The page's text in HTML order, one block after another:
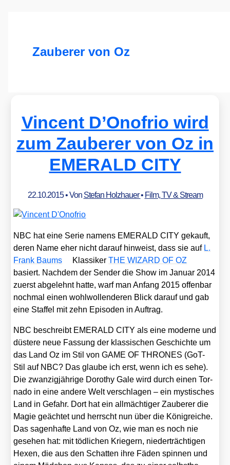
Zauberer von Oz
Vincent D’Onofrio wird
zum Zauberer von Oz in
EMERALD CITY
22.10.2015• Von Stefan Holzhauer• Film, TV & Stream
NBC hat eine Serie namens EMERALD CITY gekauft,
deren Name eher nicht dar­auf hin­weist, dass sie auf L.
Frank Baums
Klas­si­kerTHE WIZARD OF OZ
basiert. Nach­dem der Sen­der die Show im Janu­ar 2014
zuerst abge­lehnt hat­te, warf man Anfang 2015 offen­bar
noch­mal einen wohl­wol­len­de­ren Blick dar­auf und gab
eine Staf­fel mit zehn Epi­so­den in Auf­trag.
NBC beschreibt EMERALD CITY als eine moder­ne und
düs­te­re neue Fas­sung der klas­si­schen Geschich­te um
das Land Oz im Stil von GAME OF THRONES (GoT-
Stil auf NBC? Das glau­be ich erst, wenn ich es sehe).
Die zwan­zig­jäh­ri­ge Doro­thy Gale wird durch einen Tor­
na­do in eine ande­re Welt ver­schla­gen – ein mys­ti­sches
Land in Gefahr. Dort hat ein all­mäch­ti­ger Zau­be­rer die
Magie geäch­tet und herrscht nun über die König­rei­che.
Das sagen­haf­te Land von Oz, wie man es noch nie
gese­hen hat: mit töd­li­chen Krie­gern, nie­der­träch­ti­gen
Hexen, die aus den Schat­ten ihre Fäden spin­nen und